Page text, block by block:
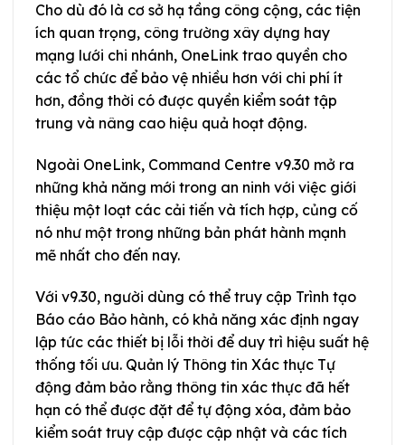
Cho dù đó là cơ sở hạ tầng công cộng, các tiện
ích quan trọng, công trường xây dựng hay
mạng lưới chi nhánh, OneLink trao quyền cho
các tổ chức để bảo vệ nhiều hơn với chi phí ít
hơn, đồng thời có được quyền kiểm soát tập
trung và nâng cao hiệu quả hoạt động.
Ngoài OneLink, Command Centre v9.30 mở ra
những khả năng mới trong an ninh với việc giới
thiệu một loạt các cải tiến và tích hợp, củng cố
nó như một trong những bản phát hành mạnh
mẽ nhất cho đến nay.
Với v9.30, người dùng có thể truy cập Trình tạo
Báo cáo Bảo hành, có khả năng xác định ngay
lập tức các thiết bị lỗi thời để duy trì hiệu suất hệ
thống tối ưu. Quản lý Thông tin Xác thực Tự
động đảm bảo rằng thông tin xác thực đã hết
hạn có thể được đặt để tự động xóa, đảm bảo
kiểm soát truy cập được cập nhật và các tích